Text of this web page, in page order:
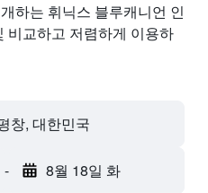
하는 휘닉스 블루캐니언 인
비교하고 저렴하게 이용하
창, 대한민국
- 8월 18일 화